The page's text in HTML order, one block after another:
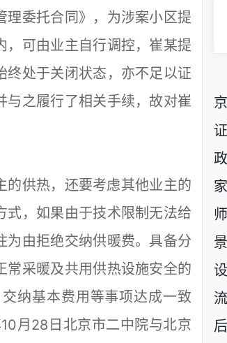
理委托合同》，为涉案小区提
，可由业主自行调控，崔某提
终处于关闭状态，亦不足以证
与之履行了相关手续，故对崔
供热，还要考虑其他业主的
式，如果由于技术限制无法给
为由拒绝交纳供暖费。具备分
常采暖及共用供热设施安全的
纳基本费用等事项达成一致
10月28日北京市二中院与北京